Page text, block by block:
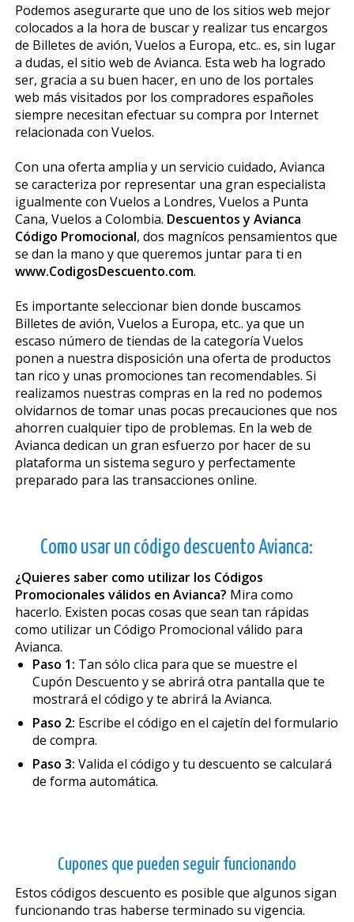
Podemos asegurarte que uno de los sitios web mejor
colocados a la hora de buscar y realizar tus encargos
de Billetes de avión, Vuelos a Europa, etc.. es, sin lugar
a dudas, el sitio web de Avianca. Esta web ha logrado
ser, gracia a su buen hacer, en uno de los portales
web más visitados por los compradores españoles
siempre necesitan efectuar su compra por Internet
relacionada con Vuelos.
Con una oferta amplia y un servicio cuidado, Avianca
se caracteriza por representar una gran especialista
igualmente con Vuelos a Londres, Vuelos a Punta
Cana, Vuelos a Colombia. Descuentos y Avianca
Código Promocional, dos magníficos pensamientos que
se dan la mano y que queremos juntar para ti en
www.CodigosDescuento.com.
Es importante seleccionar bien donde buscamos
Billetes de avión, Vuelos a Europa, etc.. ya que un
escaso número de tiendas de la categoría Vuelos
ponen a nuestra disposición una oferta de productos
tan rico y unas promociones tan recomendables. Si
realizamos nuestras compras en la red no podemos
olvidarnos de tomar unas pocas precauciones que nos
ahorren cualquier tipo de problemas. En la web de
Avianca dedican un gran esfuerzo por hacer de su
plataforma un sistema seguro y perfectamente
preparado para las transacciones online.
Como usar un código descuento Avianca:
¿Quieres saber como utilizar los Códigos
Promocionales válidos en Avianca? Mira como
hacerlo. Existen pocas cosas que sean tan rápidas
como utilizar un Código Promocional válido para
Avianca.
Paso 1: Tan sólo clica para que se muestre el
Cupón Descuento y se abrirá otra pantalla que te
mostrará el código y te abrirá la Avianca.
Paso 2: Escribe el código en el cajetín del formulario
de compra.
Paso 3: Valida el código y tu descuento se calculará
de forma automática.
Cupones que pueden seguir funcionando
Estos códigos descuento es posible que algunos sigan
funcionando tras haberse terminado su vigencia.